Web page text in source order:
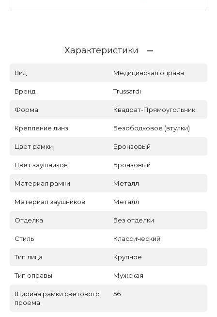
Характеристики
Вид Медицинская оправа
Бренд Trussardi
Форма Квадрат-Прямоугольник
Крепление линз Безободковое (втулки)
Цвет рамки Бронзовый
Цвет заушников Бронзовый
Материал рамки Металл
Материал заушников Металл
Отделка Без отделки
Стиль Классический
Тип лица Крупное
Тип оправы Мужская
Ширина рамки светового
проема
56